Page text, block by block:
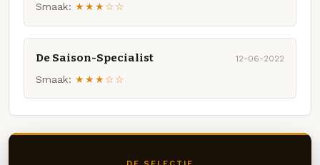
Smaak: ★★★☆☆
De Saison-Specialist 12-06-2022
Smaak: ★★★☆☆